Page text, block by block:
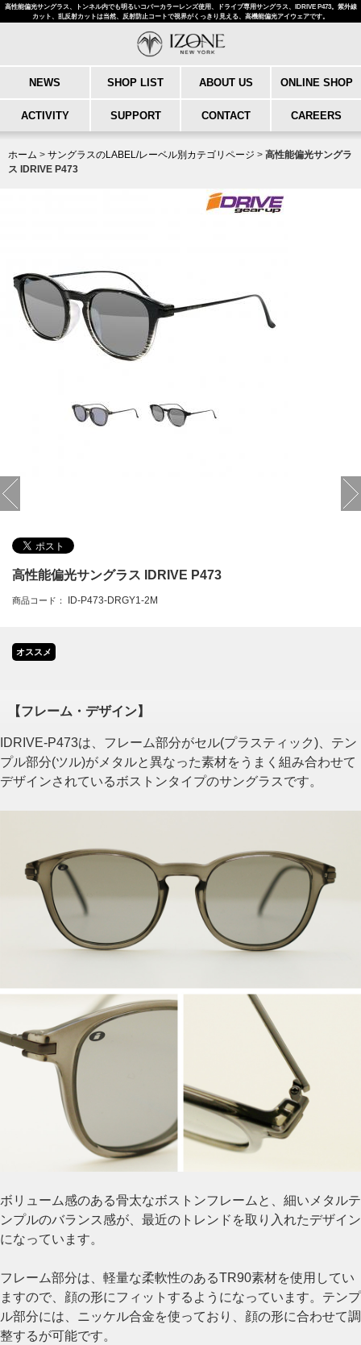
高性能偏光サングラス、トンネル内でも明るいコパーカラーレンズ使用、ドライブ専用サングラス、IDRIVE P473。紫外線
カット、乱反射カットは当然、反射防止コートで視界がくっきり見える、高機能偏光アイウェアです。
NEWS SHOP LIST ABOUT US ONLINE SHOP
ACTIVITY SUPPORT CONTACT CAREERS
ホーム > サングラスのLABEL/レーベル別カテゴリページ > 高性能偏光サングラ
ス IDRIVE P473
高性能偏光サングラス IDRIVE P473
商品コード： ID-P473-DRGY1-2M
オススメ
【フレーム・デザイン】
IDRIVE-P473は、フレーム部分がセル(プラスティック)、テン
プル部分(ツル)がメタルと異なった素材をうまく組み合わせて
デザインされているボストンタイプのサングラスです。
ボリューム感のある骨太なボストンフレームと、細いメタルテ
ンプルのバランス感が、最近のトレンドを取り入れたデザイン
になっています。
フレーム部分は、軽量な柔軟性のあるTR90素材を使用してい
ますので、顔の形にフィットするようになっています。テンプ
ル部分には、ニッケル合金を使っており、顔の形に合わせて調
整するが可能です。